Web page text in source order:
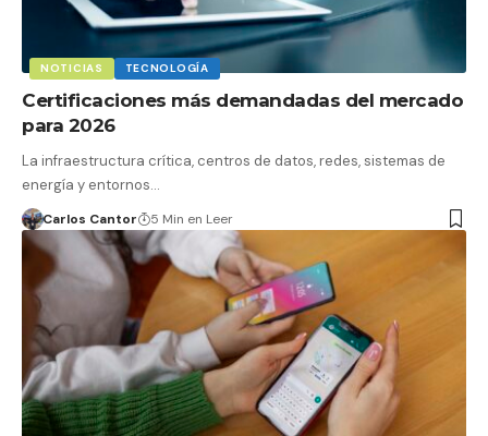
NOTICIAS TECNOLOGÍA
Certificaciones más demandadas del mercado
para 2026
La infraestructura crítica, centros de datos, redes, sistemas de
energía y entornos…
Carlos Cantor 5 Min en Leer